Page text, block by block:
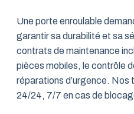
Une porte enroulable
garantir sa durabilité et sa
contrats de maintenance
pièces mobiles, le contrôle
réparations d’urgence. Nos
24/24, 7/7 en cas de